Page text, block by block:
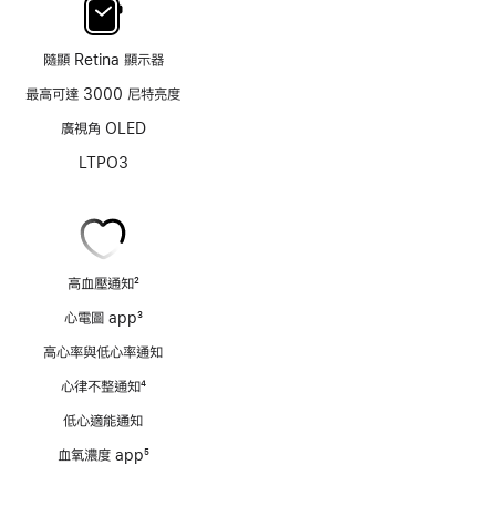
隨顯 Retina 顯示器
最高可達 3000 尼特亮度
廣視角 OLED
LTPO3
高血壓通知2
心電圖 app3
高心率與低心率通知
心律不整通知4
低心適能通知
血氧濃度 app5